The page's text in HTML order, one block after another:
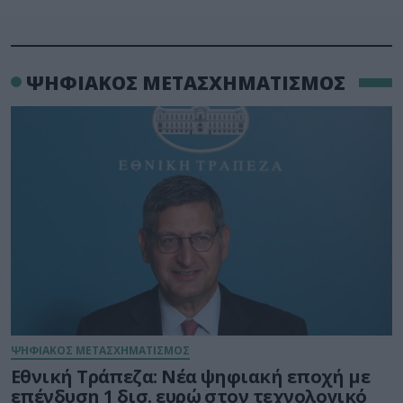
ΨΗΦΙΑΚΟΣ ΜΕΤΑΣΧΗΜΑΤΙΣΜΟΣ
ΨΗΦΙΑΚΟΣ ΜΕΤΑΣΧΗΜΑΤΙΣΜΟΣ
Εθνική Τράπεζα: Νέα ψηφιακή εποχή με
επένδυση 1 δισ. ευρώ στον τεχνολογικό